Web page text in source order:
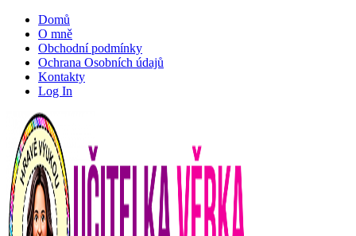
Domů
O mně
Obchodní podmínky
Ochrana Osobních údajů
Kontakty
Log In